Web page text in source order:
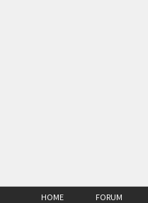
HOME FORUM